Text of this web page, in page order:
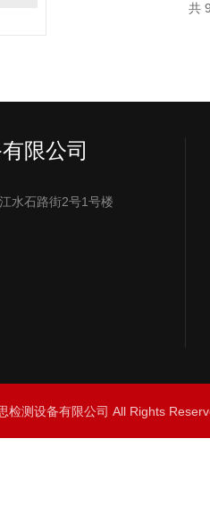
共
限公司
水石路街2号1号楼
检测设备有限公司 All Rights